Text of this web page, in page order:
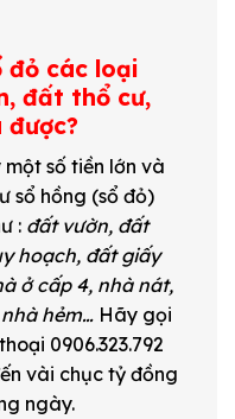
đỏ các loại
đất thổ cư,
số tiền lớn và
sổ hồng (sổ đỏ)
: đất vườn, đất
hoạch, đất giấy
ở cấp 4, nhà nát,
hẻm… Hãy gọi
0906.323.792
vài chục tỷ đồng
ngày.